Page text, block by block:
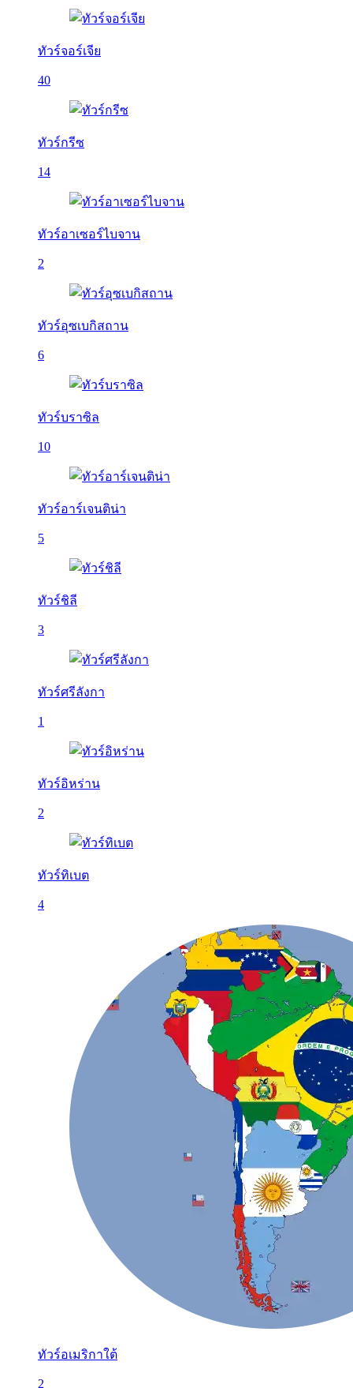
ทัวร์จอร์เจีย
40
ทัวร์กรีซ
14
ทัวร์อาเซอร์ไบจาน
2
ทัวร์อุซเบกิสถาน
6
ทัวร์บราซิล
10
ทัวร์อาร์เจนติน่า
5
ทัวร์ชิลี
3
ทัวร์ศรีลังกา
1
ทัวร์อิหร่าน
2
ทัวร์ทิเบต
4
ทัวร์อเมริกาใต้
2